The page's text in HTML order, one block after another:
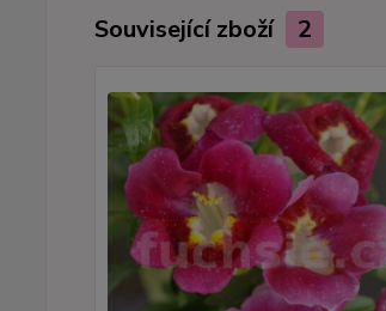
Související zboží 2